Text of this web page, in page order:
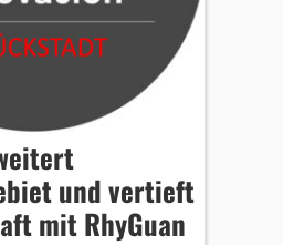
und vertieft
mit RhyGuan